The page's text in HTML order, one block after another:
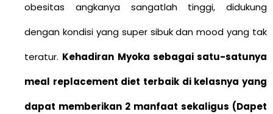
obesitas angkanya sangatlah tinggi, didukung
dengan kondisi yang super sibuk dan mood yang tak
teratur. Kehadiran Myoka sebagai satu-satunya
meal replacement diet terbaik di kelasnya yang
dapat memberikan 2 manfaat sekaligus (Dapet